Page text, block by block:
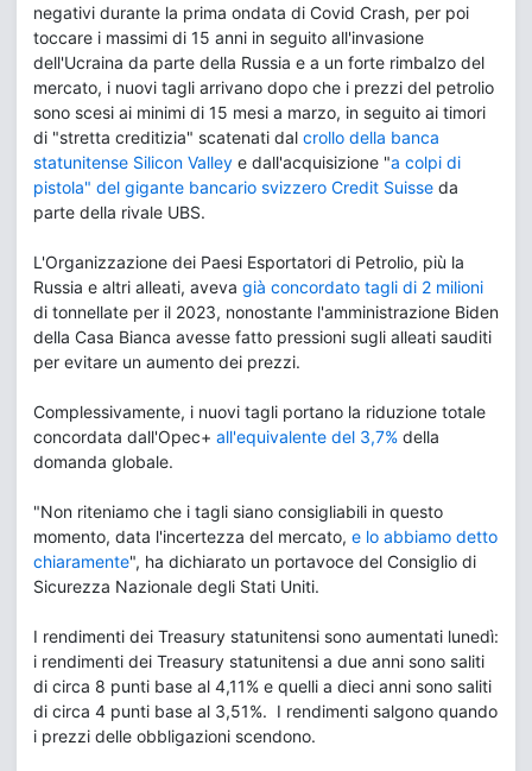
negativi durante la prima ondata di Covid Crash, per poi
toccare i massimi di 15 anni in seguito all'invasione
dell'Ucraina da parte della Russia e a un forte rimbalzo del
mercato, i nuovi tagli arrivano dopo che i prezzi del petrolio
sono scesi ai minimi di 15 mesi a marzo, in seguito ai timori
di "stretta creditizia" scatenati dal crollo della banca
statunitense Silicon Valley e dall'acquisizione "a colpi di
pistola" del gigante bancario svizzero Credit Suisse da
parte della rivale UBS.
L'Organizzazione dei Paesi Esportatori di Petrolio, più la
Russia e altri alleati, aveva già concordato tagli di 2 milioni
di tonnellate per il 2023, nonostante l'amministrazione Biden
della Casa Bianca avesse fatto pressioni sugli alleati sauditi
per evitare un aumento dei prezzi.
Complessivamente, i nuovi tagli portano la riduzione totale
concordata dall'Opec+ all'equivalente del 3,7% della
domanda globale.
"Non riteniamo che i tagli siano consigliabili in questo
momento, data l'incertezza del mercato, e lo abbiamo detto
chiaramente", ha dichiarato un portavoce del Consiglio di
Sicurezza Nazionale degli Stati Uniti.
I rendimenti dei Treasury statunitensi sono aumentati lunedì:
i rendimenti dei Treasury statunitensi a due anni sono saliti
di circa 8 punti base al 4,11% e quelli a dieci anni sono saliti
di circa 4 punti base al 3,51%. I rendimenti salgono quando
i prezzi delle obbligazioni scendono.